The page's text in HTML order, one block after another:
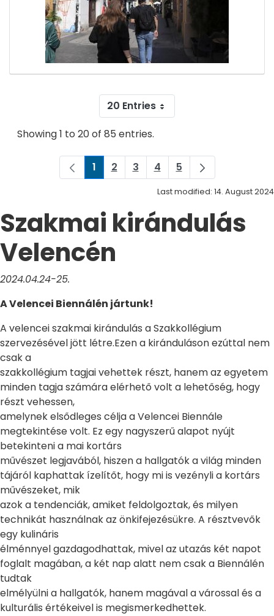
20 Entries
Showing 1 to 20 of 85 entries.
Page
1 Page
2 Page
3 Page
4 Page
5
Last modified: 14. August 2024
Szakmai kirándulás
Velencén
2024.04.24-25.
A Velencei Biennálén jártunk!
A velencei szakmai kirándulás a Szakkollégium
szervezésével jött létre.Ezen a kiránduláson ezúttal nem
csak a
szakkollégium tagjai vehettek részt, hanem az egyetem
minden tagja számára elérhető volt a lehetőség, hogy
részt vehessen,
amelynek elsődleges célja a Velencei Biennále
megtekintése volt. Ez egy nagyszerű alapot nyújt
betekinteni a mai kortárs
művészet legjavából, hiszen a hallgatók a világ minden
tájáról kaphattak ízelítőt, hogy mi is vezényli a kortárs
művészeket, mik
azok a tendenciák, amiket feldolgoztak, és milyen
technikát használnak az önkifejezésükre. A résztvevők
egy kulináris
élménnyel gazdagodhattak, mivel az utazás két napot
foglalt magában, a két nap alatt nem csak a Biennálén
tudtak
elmélyülni a hallgatók, hanem magával a várossal és a
kulturális értékeivel is megismerkedhettek.